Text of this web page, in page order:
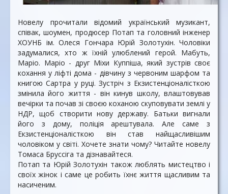
Новелу прочитали відомий український музикант,
співак, шоумен, продюсер Потап та головний інженер
ХОУНБ ім. Олеся Гончара Юрій Золотухін. Чоловіки
задумалися, хто ж їхній улюблений герой. Мабуть,
Маріо. Маріо - друг Міхи Куппіша, який зустрів своє
кохання у ліфті дома - дівчину з червоним шарфом та
книгою Сартра у руці. Зустріч з Екзистенціоналісткою
змінила його життя - він кинув школу, влаштовував
вечірки та почав зі своєю коханою скуповувати землі у
НДР, щоб створити нову державу. Батьки вигнали
його з дому, поліція арештувала. Але саме з
Екзистенціоналісткою він став найщасливішим
чоловіком у світі. Хочете знати чому? Читайте новелу
Томаса Бруссіга та дізнавайтеся.
Потап та Юрій Золотухін також люблять мистецтво і
своїх жінок і саме це робить їхнє життя щасливим та
насиченим.